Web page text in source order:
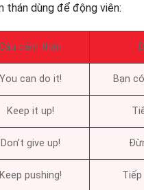
thán dùng để động viên:
cảm thán
You can do it! Bạn
Keep it up!
Don’t give up!
Keep pushing!